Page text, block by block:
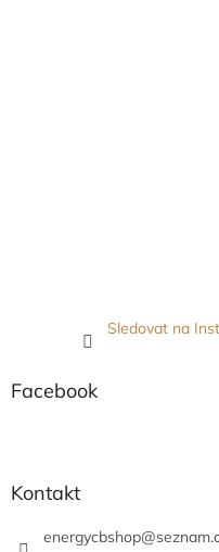
Sledovat na
Facebook
Kontakt
energycbshop@